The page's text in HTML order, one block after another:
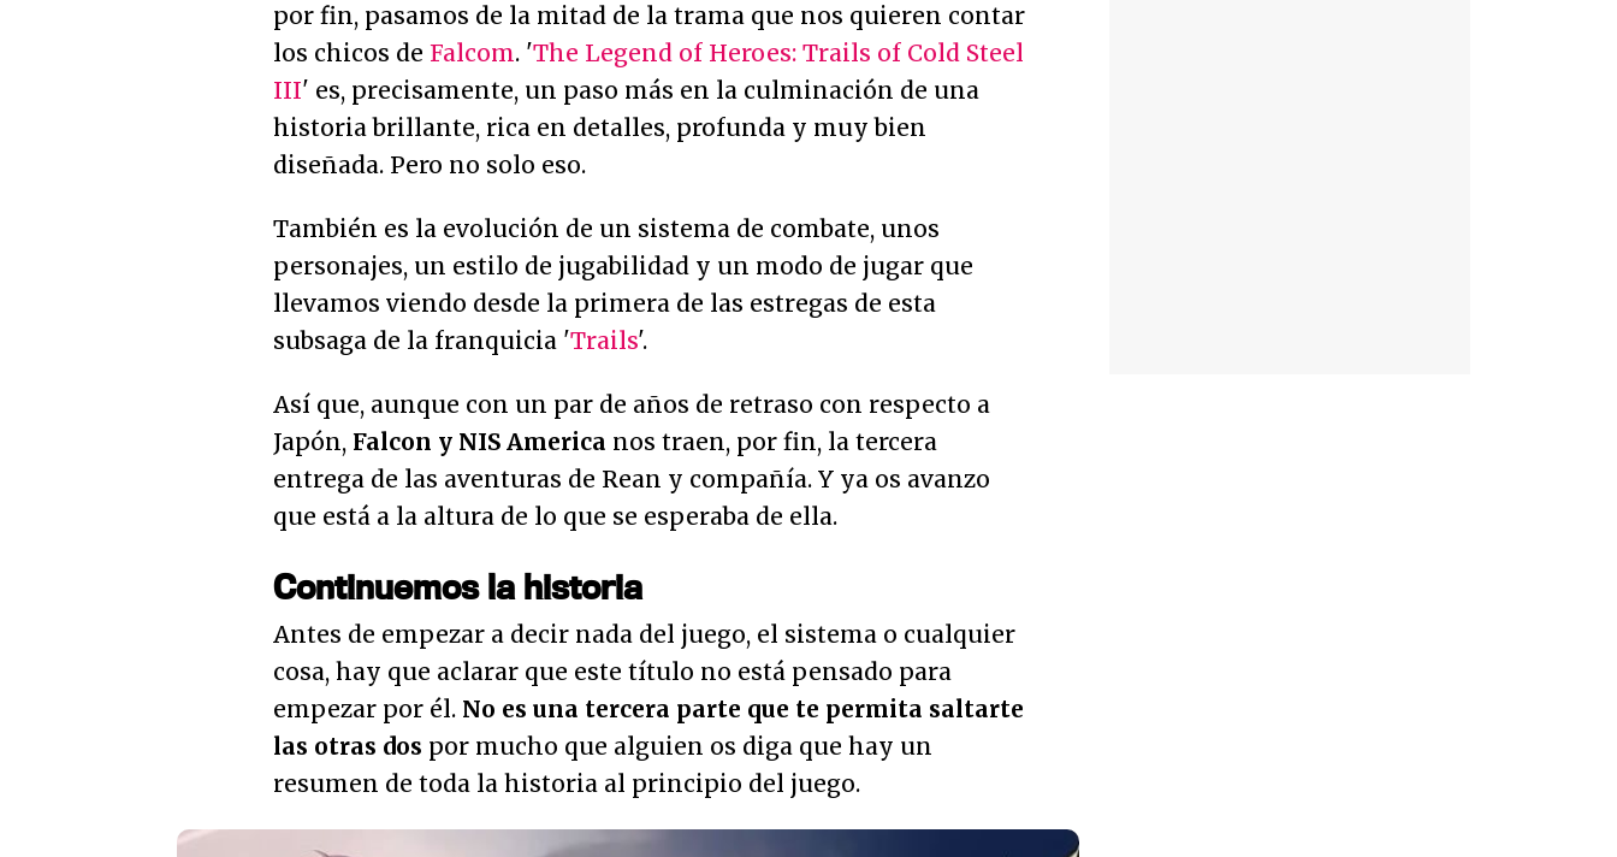
por fin, pasamos de la mitad de la trama que nos quieren contar
los chicos de Falcom. 'The Legend of Heroes: Trails of Cold Steel
III' es, precisamente, un paso más en la culminación de una
historia brillante, rica en detalles, profunda y muy bien
diseñada. Pero no solo eso.
También es la evolución de un sistema de combate, unos
personajes, un estilo de jugabilidad y un modo de jugar que
llevamos viendo desde la primera de las estregas de esta
subsaga de la franquicia 'Trails'.
Así que, aunque con un par de años de retraso con respecto a
Japón, Falcon y NIS America nos traen, por fin, la tercera
entrega de las aventuras de Rean y compañía. Y ya os avanzo
que está a la altura de lo que se esperaba de ella.
Continuemos la historia
Antes de empezar a decir nada del juego, el sistema o cualquier
cosa, hay que aclarar que este título no está pensado para
empezar por él. No es una tercera parte que te permita saltarte
las otras dos por mucho que alguien os diga que hay un
resumen de toda la historia al principio del juego.